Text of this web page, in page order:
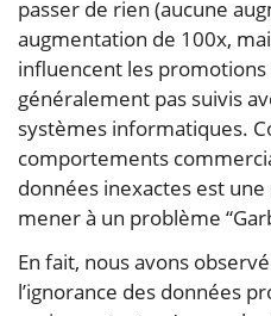
passer de rien (aucune
augmentation de 100x,
influencent les
généralement pas suivis
systèmes informatiques.
comportements
données inexactes est
mener à un problème
En fait, nous avons
l’ignorance des données